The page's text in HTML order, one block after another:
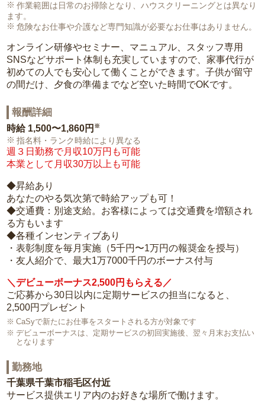
作業範囲は日常のお掃除となり、ハウスクリーニングとは異なり
ます。
危険なお仕事や介護など専門知識が必要なお仕事はありません。
オンライン研修やセミナー、マニュアル、スタッフ専用
SNSなどサポート体制も充実していますので、家事代行が
初めての人でも安心して働くことができます。子供が留守
の間だけ、夕食の準備までなど空いた時間でOKです。
報酬詳細
時給 1,500〜1,860円 ※
指名料・ランク時給により異なる
週３日勤務で月収10万円も可能
本業として月収30万以上も可能
◆昇給あり
あなたのやる気次第で時給アップも可！
◆交通費：別途支給。お客様によっては交通費を増額され
る方もいます
◆各種インセンティブあり
・表彰制度を毎月実施（5千円〜1万円の報奨金を授与）
・友人紹介で、最大1万7000千円のボーナス付与
＼デビューボーナス2,500円もらえる／
ご応募から30日以内に定期サービスの担当になると、
2,500円プレゼント
CaSyで新たにお仕事をスタートされる方が対象です
デビューボーナスは、定期サービスの初回実施後、翌々月末お支払い
となります
勤務地
千葉県千葉市稲毛区付近
サービス提供エリア内のお好きな場所で働けます。